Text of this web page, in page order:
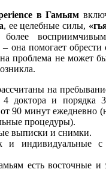
в Гамьям
, ее целебные силы,
более
– она помогает обрести
проблема не может
на
доктора и порядка
90 минут ежедневно
процедуры).
выписки и снимки.
индивидуальные с
есть восточные и